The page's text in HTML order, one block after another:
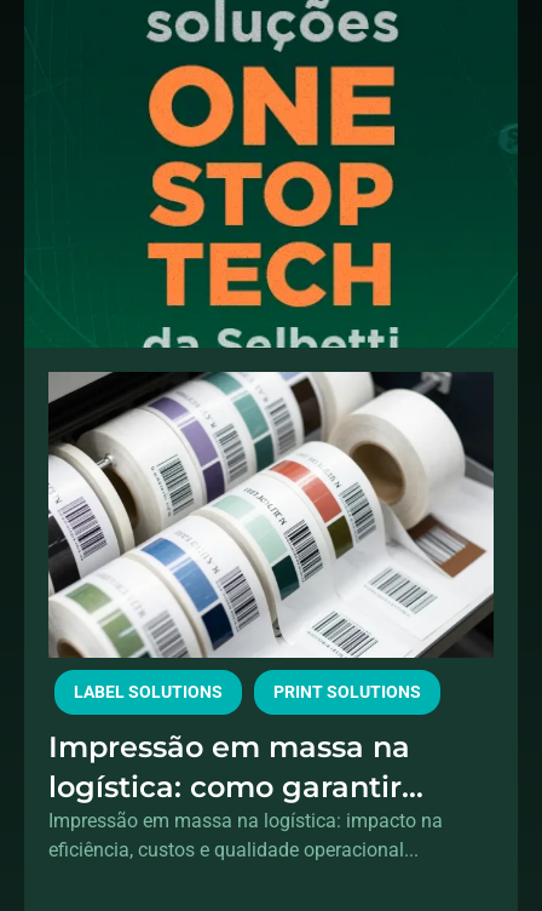
LABEL SOLUTIONS PRINT SOLUTIONS
Impressão em massa na
logística: como garantir
velocidade sem perder
qualidade e controle
Impressão em massa na logística: impacto na
eficiência, custos e qualidade operacional...